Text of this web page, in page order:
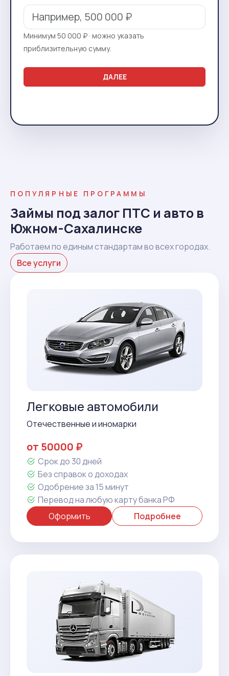
Минимум 50 000 ₽ · можно указать
приблизительную сумму.
ДАЛЕЕ
ПОПУЛЯРНЫЕ ПРОГРАММЫ
Займы под залог ПТС и авто в
Южном-Сахалинске
Работаем по единым стандартам во всех городах.
Все услуги
Легковые автомобили
Отечественные и иномарки
от 50000 ₽
Срок до 30 дней
Без справок о доходах
Одобрение за 15 минут
Перевод на любую карту банка РФ
Оформить
Подробнее